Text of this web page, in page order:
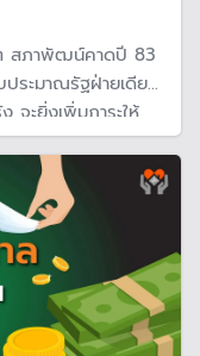
สภาพัฒน์คาดปี 83
ประมาณรัฐฝ่ายเดียว
จะยิ่งเพิ่มภาระให้
รับปรุงระบบเน้น
กฤตการคลัง และใช้